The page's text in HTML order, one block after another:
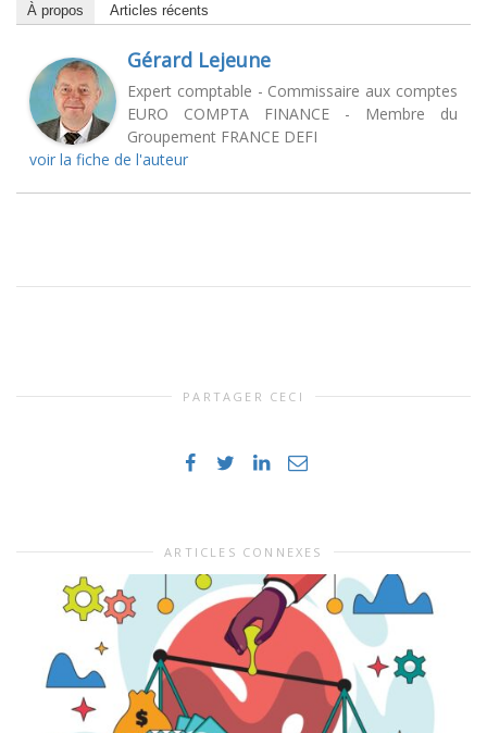
À propos Articles récents
Gérard Lejeune
Expert comptable - Commissaire aux comptes
EURO COMPTA FINANCE - Membre du
Groupement FRANCE DEFI
voir la fiche de l'auteur
PARTAGER CECI
ARTICLES CONNEXES